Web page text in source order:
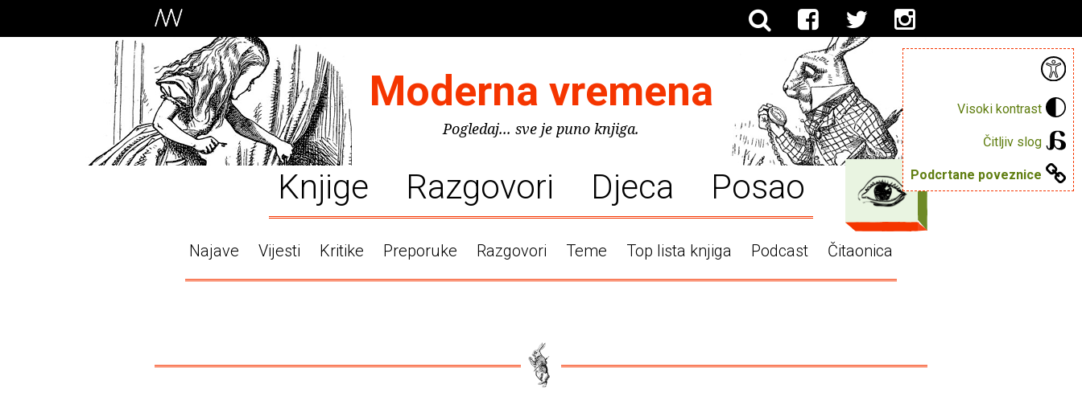
Visoki kontrast
Čitljiv slog
Podcrtane poveznice
Moderna vremena
Pogledaj... sve je puno knjiga.
Knjige Razgovori Djeca Posao
Najave Vijesti Kritike Preporuke Razgovori Teme Top lista knjiga Podcast Čitaonica